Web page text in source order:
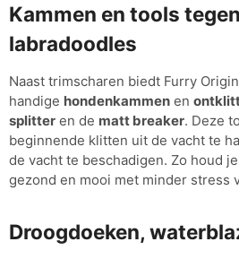
Kammen en tools
labradoodles
Naast trimscharen biedt Furry
handige hondenkammen en
splitter en de matt breaker. Deze
beginnende klitten uit de vacht te
de vacht te beschadigen. Zo houd
gezond en mooi met minder stress
Droogdoeken,